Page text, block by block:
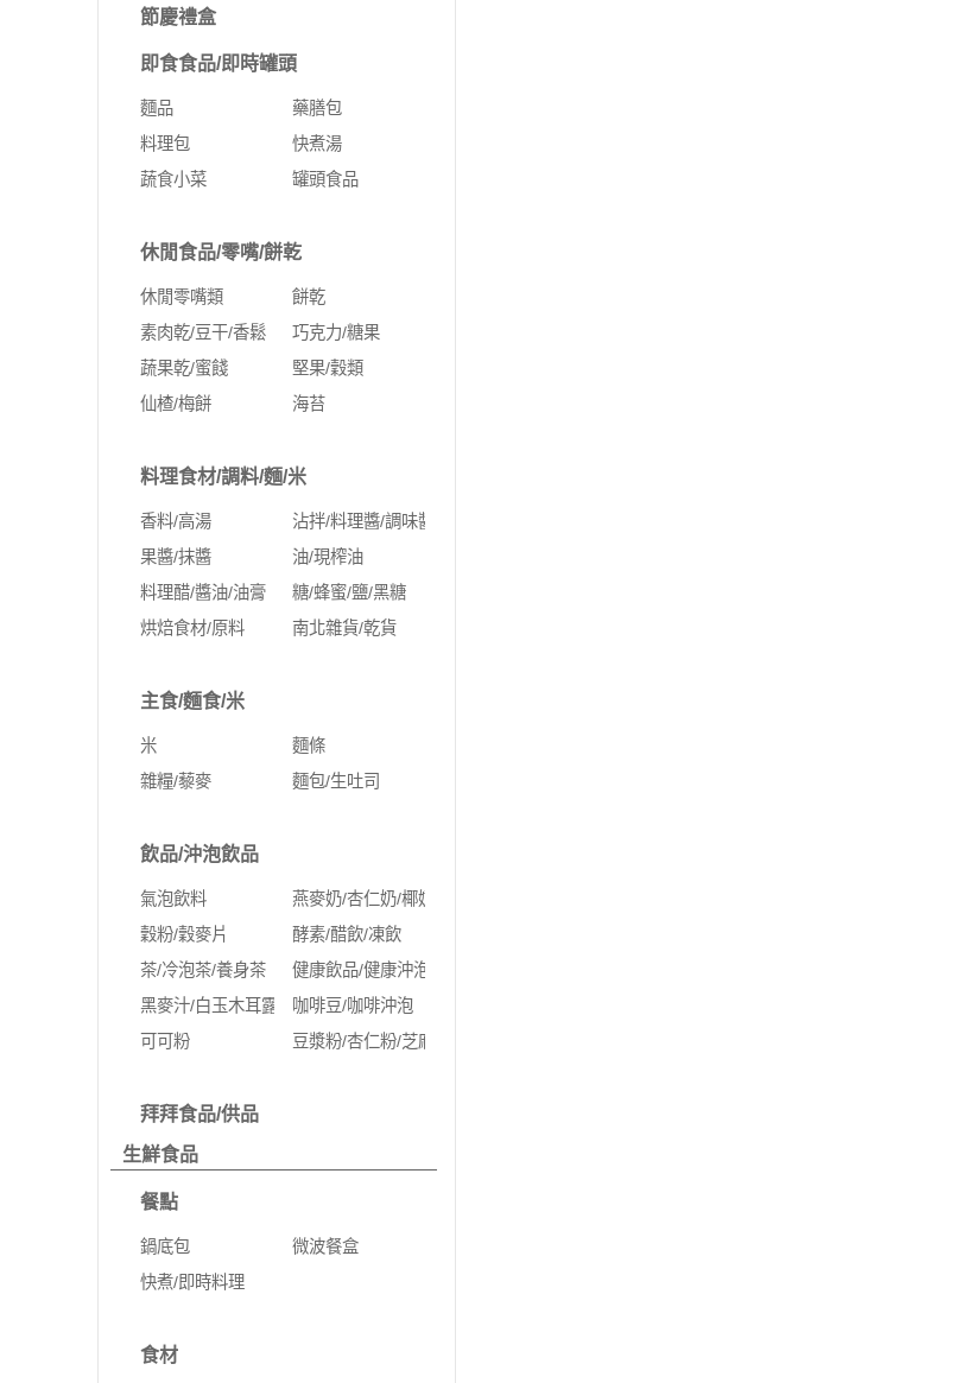
節慶禮盒
即食食品/即時罐頭
麵品
藥膳包
料理包
快煮湯
蔬食小菜
罐頭食品
休閒食品/零嘴/餅乾
休閒零嘴類
餅乾
素肉乾/豆干/香鬆
巧克力/糖果
蔬果乾/蜜餞
堅果/穀類
仙楂/梅餅
海苔
料理食材/調料/麵/米
香料/高湯
沾拌/料理醬/調味醬料
果醬/抹醬
油/現榨油
料理醋/醬油/油膏
糖/蜂蜜/鹽/黑糖
烘焙食材/原料
南北雜貨/乾貨
主食/麵食/米
米
麵條
雜糧/藜麥
麵包/生吐司
飲品/沖泡飲品
氣泡飲料
燕麥奶/杏仁奶/椰奶
穀粉/穀麥片
酵素/醋飲/凍飲
茶/冷泡茶/養身茶
健康飲品/健康沖泡
黑麥汁/白玉木耳露
咖啡豆/咖啡沖泡
可可粉
豆漿粉/杏仁粉/芝麻粉/蛋白粉
拜拜食品/供品
生鮮食品
餐點
鍋底包
微波餐盒
快煮/即時料理
食材